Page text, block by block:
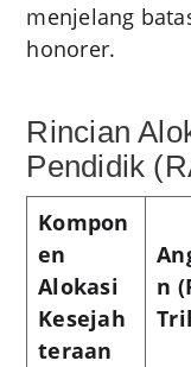
menjelang
honorer.
Rincian
Pendidik
Kompon
en
Alokasi
Kesejah
teraan
n